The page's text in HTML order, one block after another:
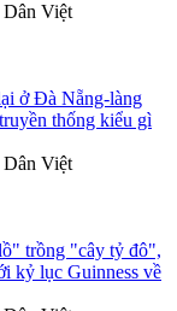
Dân Việt
ở Đà Nẵng-làng
thống kiểu gì
Dân Việt
trồng "cây tỷ đô",
kỷ lục Guinness về